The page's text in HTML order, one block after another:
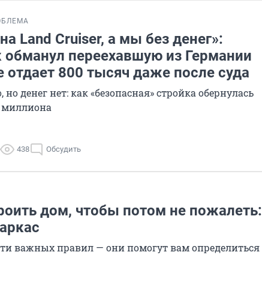
Land Cruiser, а мы без денег»:
обманул переехавшую из Германии
отдает 800 тысяч даже после суда
денег нет: как «безопасная» стройка обернулась
миллиона
438 Обсудить
дом, чтобы потом не пожалеть:
важных правил — они помогут вам определиться